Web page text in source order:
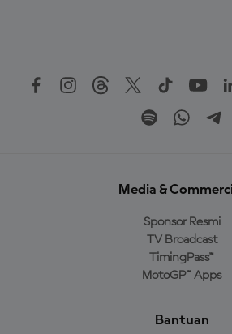
Media &
Sponsor Resmi
TV Broadcast
TimingPass™
MotoGP™ Apps
Bantuan